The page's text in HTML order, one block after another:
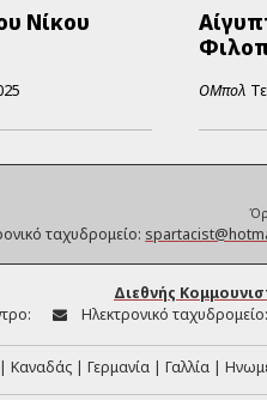
Νίκου
ΟΜπολ
ταχυδρομείο:
Διεθνής
Ηλεκτρονικό ταχυδρομείο:
Καναδάς Γερμανία Γαλλία